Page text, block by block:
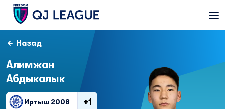
Назад
Алимжан
Абдыкалык
Иртыш 2008 +1